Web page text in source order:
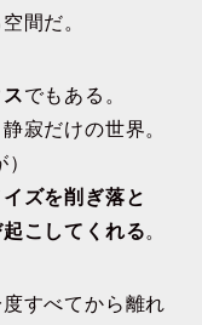
間だ。
でもある。
寂だけの世界。
ズを削ぎ落と
こしてくれる。
すべてから離れ